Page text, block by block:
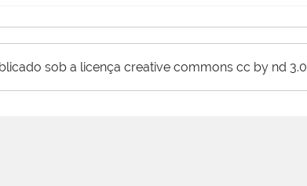
sob a licença creative commons cc by nd